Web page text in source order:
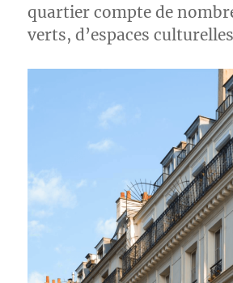
quartier compte de
verts, d’espaces